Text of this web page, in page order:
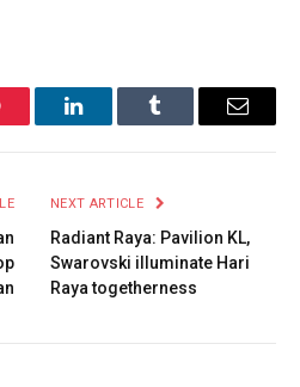
LinkedInTumblr Email
NEXT ARTICLE
Radiant Raya: Pavilion KL,
Swarovski illuminate Hari
Raya togetherness